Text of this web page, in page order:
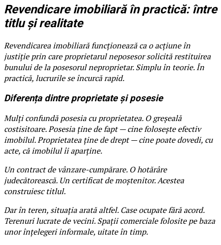
Revendicare imobiliară în practică: între
titlu și realitate
Revendicarea imobiliară funcționează ca o acțiune în
justiție prin care proprietarul neposesor solicită restituirea
bunului de la posesorul neproprietar. Simplu în teorie. În
practică, lucrurile se încurcă rapid.
Diferența dintre proprietate și posesie
Mulți confundă posesia cu proprietatea. O greșeală
costisitoare. Posesia ține de fapt — cine folosește efectiv
imobilul. Proprietatea ține de drept — cine poate dovedi, cu
acte, că imobilul îi aparține.
Un contract de vânzare-cumpărare. O hotărâre
judecătorească. Un certificat de moștenitor. Acestea
construiesc titlul.
Dar în teren, situația arată altfel. Case ocupate fără acord.
Terenuri lucrate de vecini. Spații comerciale folosite pe baza
unor înțelegeri informale, uitate în timp.